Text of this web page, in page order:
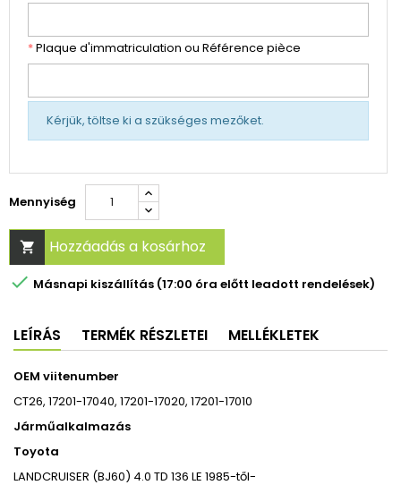
*Plaque d'immatriculation ou Référence pièce
Kérjük, töltse ki a szükséges mezőket.
Mennyiség
 Hozzáadás a kosárhoz
 Másnapi kiszállítás (17:00 óra előtt leadott rendelések)
LEÍRÁS TERMÉK RÉSZLETEI MELLÉKLETEK
OEM viitenumber
CT26, 17201-17040, 17201-17020, 17201-17010
Járműalkalmazás
Toyota
LANDCRUISER (BJ60) 4.0 TD 136 LE 1985-től-